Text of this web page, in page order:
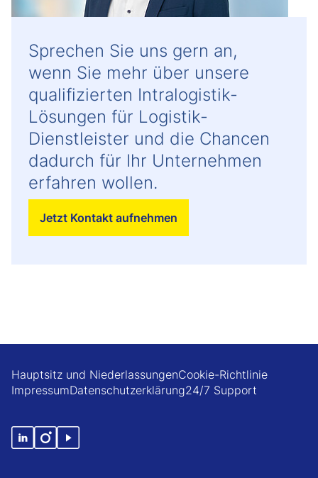
Sprechen Sie uns gern an,
wenn Sie mehr über unsere
qualifizierten Intralogistik-
Lösungen für Logistik-
Dienstleister und die Chancen
dadurch für Ihr Unternehmen
erfahren wollen.
Jetzt Kontakt aufnehmen
Hauptsitz und NiederlassungenCookie-Richtlinie
ImpressumDatenschutzerklärung24/7 Support